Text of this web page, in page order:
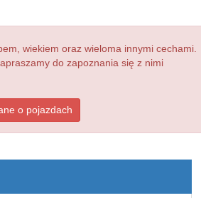
wiekiem oraz wieloma innymi cechami.
do zapoznania się z nimi
o pojazdach